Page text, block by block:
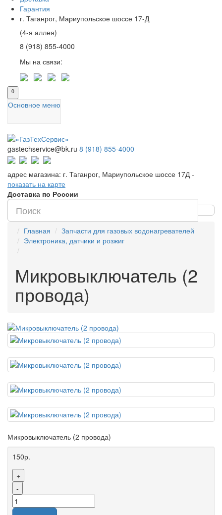
Гарантия
г. Таганрог, Мариупольское шоссе 17-Д
(4-я аллея)
8 (918) 855-4000
Мы на связи:
0
Основное меню
gastechservice@bk.ru 8 (918) 855-4000
адрес магазина: г. Таганрог, Мариупольское шоссе 17Д -
показать на карте
Доставка по России
Главная
Запчасти для газовых водонагревателей
Электроника, датчики и розжиг
Микровыключатель (2
провода)
Микровыключатель (2 провода)
150р.
+
-